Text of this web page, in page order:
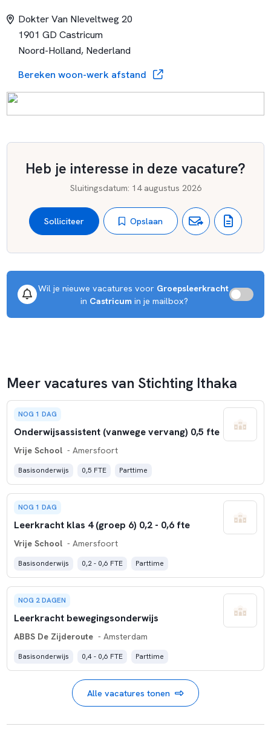
Naast de standaardlessen, zoals taal en rekenen, besteden
Ithaka-scholen veel aandacht aan de creatieve en sociale
ontplooiing. Daardoor ontwikkelen vrijeschoolkinderen zich
zichzelf en respect voor anderen.
nature speciale talenten en behoeften, die door onderwijs
Dokter Van NIeveltweg 20
1901 GD Castricum
Noord-Holland, Nederland
Bereken woon-werk afstand
Heb je interesse in deze vacature?
Sluitingsdatum: 14 augustus 2026
Solliciteer Opslaan
Wil je nieuwe vacatures voor Groepsleerkracht
in Castricum in je mailbox?
Meer vacatures van Stichting Ithaka
NOG 1 DAG
Onderwijsassistent (vanwege vervang) 0,5 fte
Vrije School - Amersfoort
Basisonderwijs 0,5 FTE Parttime
NOG 1 DAG
Leerkracht klas 4 (groep 6) 0,2 - 0,6 fte
Vrije School - Amersfoort
Basisonderwijs 0,2 - 0,6 FTE Parttime
NOG 2 DAGEN
Leerkracht bewegingsonderwijs
ABBS De Zijderoute - Amsterdam
Basisonderwijs 0,4 - 0,6 FTE Parttime
Alle vacatures tonen